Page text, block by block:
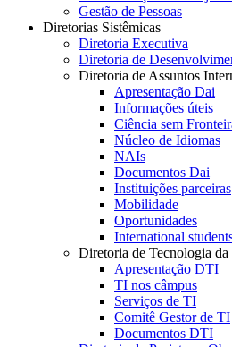
Gestão de Pessoas
Diretorias Sistêmicas
Diretoria Executiva
Diretoria de
Diretoria de Assuntos
Apresentação Dai
Informações úteis
Ciência sem
Núcleo de Idiomas
NAIs
Documentos Dai
Instituições parceiras
Mobilidade
Oportunidades
International
Diretoria de Tecnologia
Apresentação DTI
TI nos câmpus
Serviços de TI
Comitê Gestor de TI
Documentos DTI